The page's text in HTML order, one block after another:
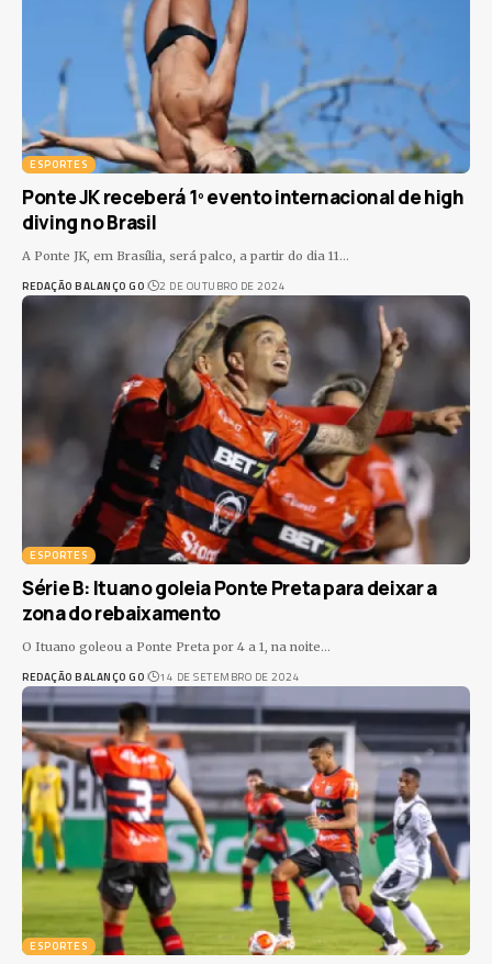
ESPORTES
Ponte JK receberá 1º evento internacional de high
diving no Brasil
A Ponte JK, em Brasília, será palco, a partir do dia 11…
REDAÇÃO BALANÇO GO 2 DE OUTUBRO DE 2024
ESPORTES
Série B: Ituano goleia Ponte Preta para deixar a
zona do rebaixamento
O Ituano goleou a Ponte Preta por 4 a 1, na noite…
REDAÇÃO BALANÇO GO 14 DE SETEMBRO DE 2024
ESPORTES